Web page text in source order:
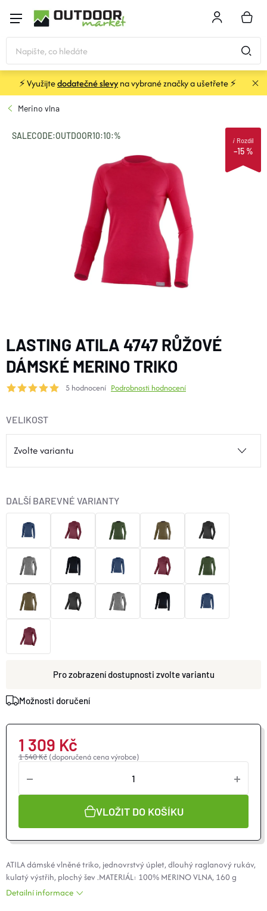
obsah
KOŠÍK
STANY
SPACÁKY
BOTY A PONOŽKY
VYBAVENÍ
CYKLISTIKA
Doprava a platba
Reklamace
Výměna a vrácení
Stav objednávky
Moje objednávka
⚡ Využijtedodatečné slevyna vybrané značky a ušetřete ⚡
Merino vlna
SALECODE:OUTDOOR10:10:%
–15 %
iRozdíl
LASTING ATILA 4747 RŮŽOVÉ
DÁMSKÉ MERINO TRIKO
5 hodnocení Podrobnosti hodnocení
VELIKOST
zvolte variantu
DALŠÍ BAREVNÉ VARIANTY
Možnosti doručení
1 540 Kč (doporučená cena výrobce)
1 309 Kč
VLOŽIT DO KOŠÍKU
ATILA dámské vlněné triko, jednovrstvý úplet, dlouhý raglanový rukáv,
kulatý výstřih, plochý šev .MATERIÁL: 100% MERINOVLNA, 160 g
Detailní informace